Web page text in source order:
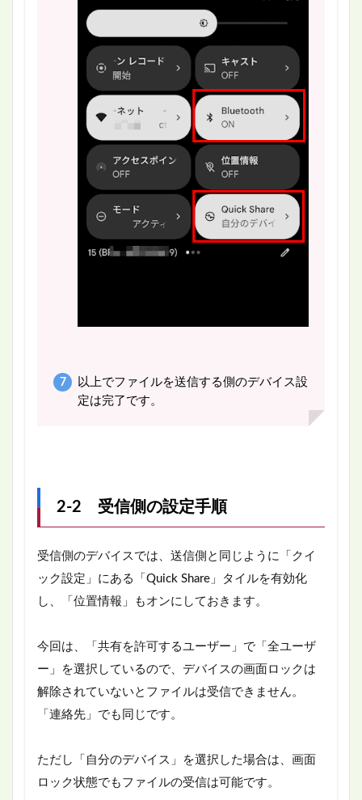
以上でファイルを送信する側のデバイス設
定は完了です。
2-2 受信側の設定手順
受信側のデバイスでは、送信側と同じように「クイ
ック設定」にある「Quick Share」タイルを有効化
し、「位置情報」もオンにしておきます。
今回は、「共有を許可するユーザー」で「全ユーザ
ー」を選択しているので、デバイスの画面ロックは
解除されていないとファイルは受信できません。
「連絡先」でも同じです。
ただし「自分のデバイス」を選択した場合は、画面
ロック状態でもファイルの受信は可能です。